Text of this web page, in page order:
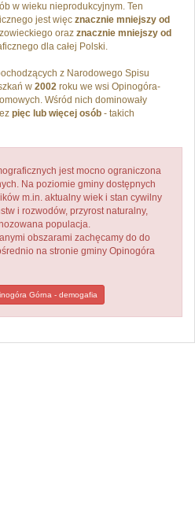
w wieku nieprodukcyjnym. Ten
jest więc znacznie mniejszy od
oraz znacznie mniejszy od
dla całej Polski.
z Narodowego Spisu
w 2002 roku we wsi Opinogóra-
Wśród nich dominowały
pięc lub więcej osób - takich
jest mocno ograniczona
Na poziomie gminy dostępnych
m.in. aktualny wiek i stan cywilny
i rozwodów, przyrost naturalny,
populacja.
obszarami zachęcamy do do
na stronie gminy Opinogóra
Górna - demogafia